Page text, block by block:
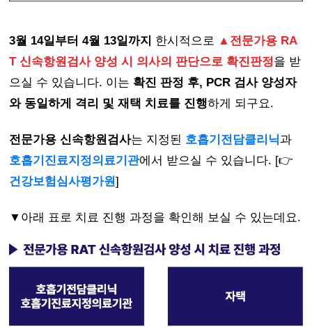
3월 14일부터 4월 13일까지 한시적으로 ▲전문가용 RA
T 신속항원검사 양성 시 의사의 판단으로 확진판정을 받
으실 수 있습니다. 이는 확진 판정 후, PCR 검사 양성자
와 동일하게 격리 및 재택 치료를 진행하게 되구요.
전문가용 신속항원검사는 지정된 호흡기전담클리닉과
호흡기진료지정의료기관에서 받으실 수 있습니다. [👉
건강보험심사평가원]
▼아래 표로 치료 진행 과정을 확인해 보실 수 있는데요.